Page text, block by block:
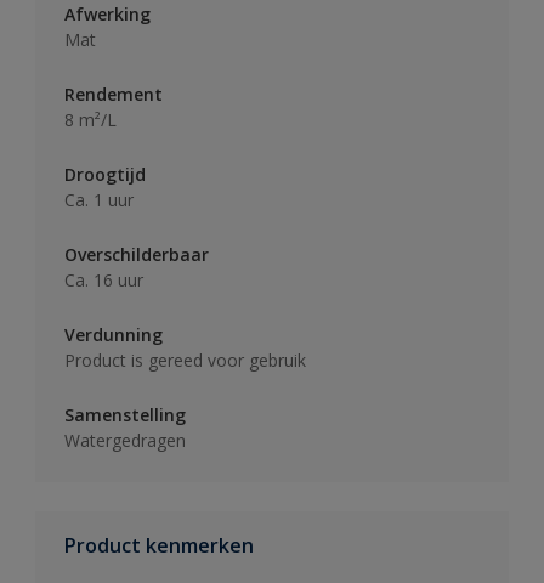
Afwerking
Mat
Rendement
8 m²/L
Droogtijd
Ca. 1 uur
Overschilderbaar
Ca. 16 uur
Verdunning
Product is gereed voor gebruik
Samenstelling
Watergedragen
Product kenmerken